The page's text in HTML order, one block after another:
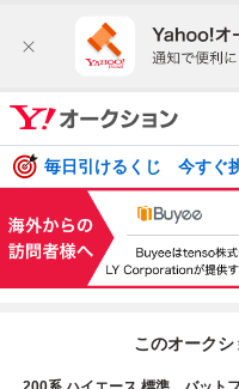
毎日引けるくじ 今すぐ
このオーク